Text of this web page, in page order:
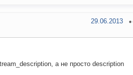
29.06.2013
а не просто description